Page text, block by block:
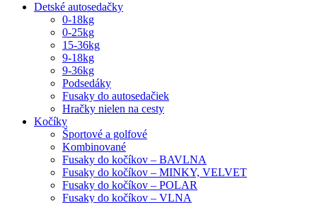
Detské autosedačky
0-18kg
0-25kg
15-36kg
9-18kg
9-36kg
Podsedáky
Fusaky do autosedačiek
Hračky nielen na cesty
Kočíky
Športové a golfové
Kombinované
Fusaky do kočíkov – BAVLNA
Fusaky do kočíkov – MINKY, VELVET
Fusaky do kočíkov – POLAR
Fusaky do kočíkov – VLNA